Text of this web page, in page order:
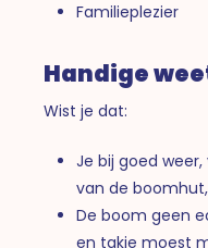
Familieplezier
Handige
Wist je dat:
Je bij goed
van de
De boom geen
en takje moest